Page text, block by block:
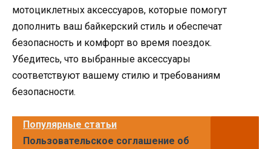
мотоциклетных аксессуаров, которые помогут
дополнить ваш байкерский стиль и обеспечат
безопасность и комфорт во время поездок.
Убедитесь, что выбранные аксессуары
соответствуют вашему стилю и требованиям
безопасности.
Популярные статьи
Пользовательское соглашение об